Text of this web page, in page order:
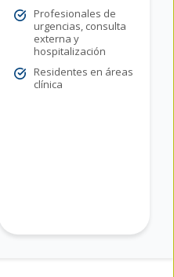
Profesionales de
urgencias, consulta
externa y
hospitalización
Residentes en áreas
clínica